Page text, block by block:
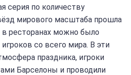
серия по количеству
мирового масштаба прошла
ресторанах можно было
со всего мира. В эти
праздника, игроки
Барселоны и проводили